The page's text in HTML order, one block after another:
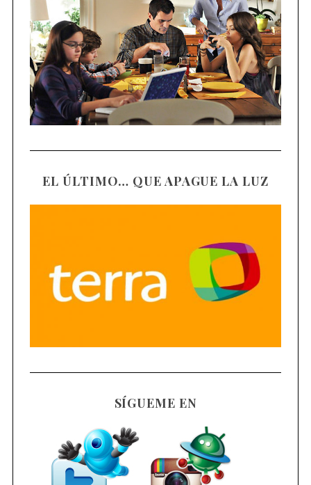
EL ÚLTIMO… QUE APAGUE LA LUZ
SÍGUEME EN